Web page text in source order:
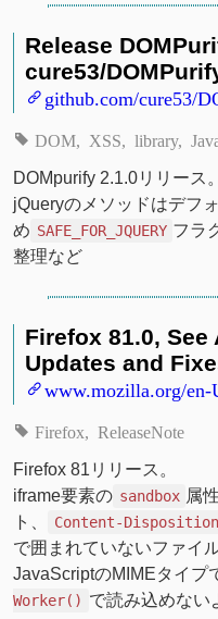
Release
cure53/
github.com/cure53/
DOM XSS library
DOMpurify 2.1.0リリース。
jQueryのメソッドはデフ
め SAFE_FOR_JQUERY フラ
整理など
Firefox 81.0, See
Updates and
www.mozilla.org/en-
Firefox ReleaseNote
Firefox 81リリース。
iframe要素の sandbox 属
ト、
Content-Disposition
で囲まれていないファイ
JavaScriptのMIMEタイプ
Worker() で読み込めない